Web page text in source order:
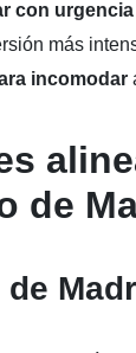
con urgencia
más
incomodar
de